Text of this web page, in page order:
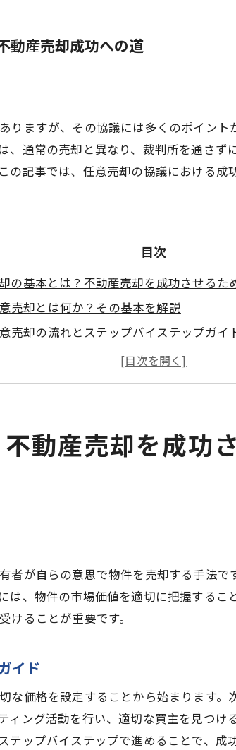
動産売却成功への道
りますが、その協議には多くのポイン
、通常の売却と異なり、裁判所を通さ
記事では、任意売却の協議における成
目次
の基本とは？不動産売却を成功させるた
売却とは何か？その基本を解説
売却の流れとステップバイステップガイ
意売却に関わる主要な関係者とは
売却が適している状況とは？
意売却と強制売却の違い
とデメリットの比較任意売却で不動産売
売却の成功事例と学び
的に任意売却を進めるためのツールとリ
価格設定の重要性任意売却で高値で売却す
調査を通じた価格設定の重要性
交渉のテクニック
産鑑定士の利用方法
動産売却を成功
者が自らの意思で物件を売却する手法
は、物件の市場価値を適切に把握する
ることが重要です。
イド
な価格を設定することから始まります
ィング活動を行い、適切な買主を見つ
ップバイステップで進めることで、成